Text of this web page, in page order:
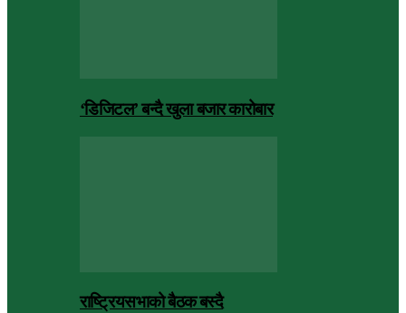
‘डिजिटल’ बन्दै खुला बजार कारोबार
राष्ट्रियसभाको बैठक बस्दै